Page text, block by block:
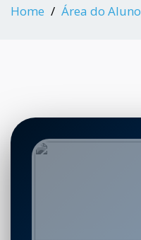
Home Área do Aluno